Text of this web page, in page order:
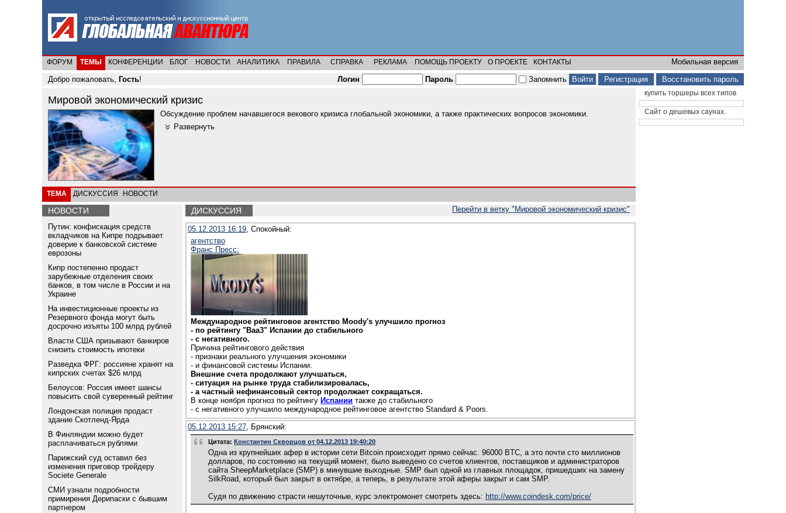
ФОРУМ ТЕМЫ КОНФЕРЕНЦИИ БЛОГ НОВОСТИ АНАЛИТИКА ПРАВИЛА СПРАВКА РЕКЛАМА ПОМОЩЬ ПРОЕКТУ О ПРОЕКТЕ КОНТАКТЫ
Мобильная версия
Добро пожаловать, Гость! Логин Пароль Запомнить Регистрация Восстановить пароль
Мировой экономический кризис
Обсуждение проблем начавшегося векового кризиса глобальной экономики, а также практических вопросов экономики.
Развернуть
ТЕМА ДИСКУССИЯ НОВОСТИ
НОВОСТИ
Путин: конфискация средств
вкладчиков на Кипре подрывает
доверие к банковской системе
еврозоны
Кипр постепенно продаст
зарубежные отделения своих
банков, в том числе в России и на
Украине
На инвестиционные проекты из
Резервного фонда могут быть
досрочно изъяты 100 млрд рублей
Власти США призывают банкиров
снизить стоимость ипотеки
Разведка ФРГ: россияне хранят на
кипрских счетах $26 млрд
Белоусов: Россия имеет шансы
повысить свой суверенный рейтинг
Лондонская полиция продаст
здание Скотленд-Ярда
В Финляндии можно будет
расплачиваться рублями
Парижский суд оставил без
изменения приговор трейдеру
Societe Generale
СМИ узнали подробности
примирения Дерипаски с бывшим
партнером
ДИСКУССИЯ Перейти в ветку "Мировой экономический кризис"
05.12.2013 16:19, Спокойный:
агентство
Франс Пресс:
Международное рейтинговое агентство Moody's улучшило прогноз
- по рейтингу "Baa3" Испании до стабильного
- с негативного.
Причина рейтингового действия
- признаки реального улучшения экономики
- и финансовой системы Испании.
Внешние счета продолжают улучшаться,
- ситуация на рынке труда стабилизировалась,
- а частный нефинансовый сектор продолжает сокращаться.
В конце ноября прогноз по рейтингу Испании также до стабильного
- с негативного улучшило международное рейтинговое агентство Standard & Poors.
05.12.2013 15:27, Брянский:
Цитата: Константин Скворцов от 04.12.2013 19:40:20
Одна из крупнейших афер в истории сети Bitcoin происходит прямо сейчас. 96000 BTC, а это почти сто миллионов
долларов, по состоянию на текущий момент, было выведено со счетов клиентов, поставщиков и администраторов
сайта SheepMarketplace (SMP) в минувшие выходные. SMP был одной из главных площадок, пришедших на замену
SilkRoad, который был закрыт в октябре, а теперь, в результате этой аферы закрыт и сам SMP.
Судя по движению страсти нешуточные, курс электромонет смотреть здесь: http://www.coindesk.com/price/
купить торшеры всех типов
Сайт о дешевых саунах.